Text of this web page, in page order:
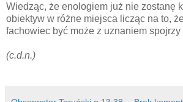
Wiedząc, że enologiem już nie zostanę
obiektyw w różne miejsca licząc na to,
fachowiec być może z uznaniem spojrzy
(c.d.n.)